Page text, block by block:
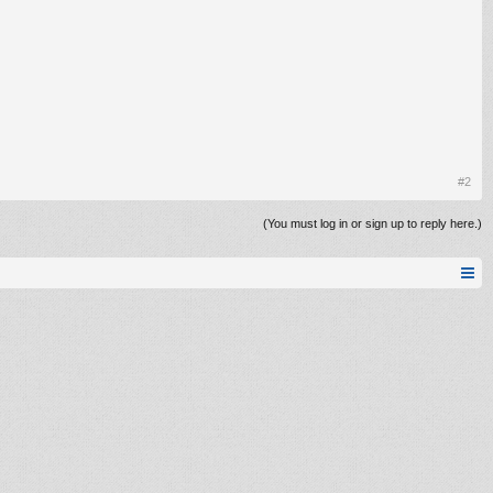
#2
(You must log in or sign up to reply here.)